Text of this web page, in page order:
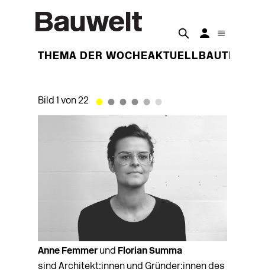
THEMA DER WOCHEAKTUELL BAUTEN
Bild 1 von 22 ••••• •
Anne Femmer und Florian Summa
sind Architekt:innen und Gründer:innen des